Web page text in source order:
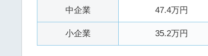
中企業 47.4万円
小企業 35.2万円